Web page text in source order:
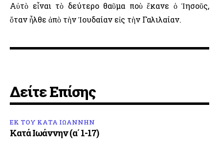
Αὐτὸ εἶναι τὸ δεύτερο θαῦμα ποὺ ἔκανε ὁ Ἰησοῦς,
ὅταν ἦλθε ἀπὸ τὴν Ἰουδαίαν εἰς τὴν Γαλιλαίαν.
Δείτε Επίσης
ΕΚ ΤΟΥ ΚΑΤΑ ΙΩΑΝΝΗΝ
Κατά Ιωάννην (α΄ 1-17)